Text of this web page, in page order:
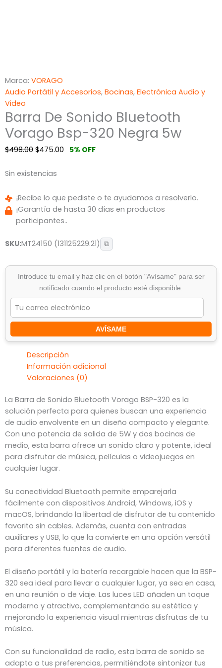
Marca: VORAGO
Audio Portátil y Accesorios, Bocinas, Electrónica Audio y
Video
Barra De Sonido Bluetooth
Vorago Bsp-320 Negra 5w
$498.00 $475.00 5% OFF
Sin existencias
¡Recibe lo que pediste o te ayudamos a resolverlo.
¡Garantía de hasta 30 días en productos
participantes..
SKU:MT24150 (131125229.21) ⧉
Introduce tu email y haz clic en el botón "Avísame" para ser
notificado cuando el producto esté disponible.
AVÍSAME
Descripción
Información adicional
Valoraciones (0)
La Barra de Sonido Bluetooth Vorago BSP-320 es la
solución perfecta para quienes buscan una experiencia
de audio envolvente en un diseño compacto y elegante.
Con una potencia de salida de 5W y dos bocinas de
medio, esta barra ofrece un sonido claro y potente, ideal
para disfrutar de música, películas o videojuegos en
cualquier lugar.
Su conectividad Bluetooth permite emparejarla
fácilmente con dispositivos Android, Windows, iOS y
macOS, brindando la libertad de disfrutar de tu contenido
favorito sin cables. Además, cuenta con entradas
auxiliares y USB, lo que la convierte en una opción versátil
para diferentes fuentes de audio.
El diseño portátil y la batería recargable hacen que la BSP-
320 sea ideal para llevar a cualquier lugar, ya sea en casa,
en una reunión o de viaje. Las luces LED añaden un toque
moderno y atractivo, complementando su estética y
mejorando la experiencia visual mientras disfrutas de tu
música.
Con su funcionalidad de radio, esta barra de sonido se
adapta a tus preferencias, permitiéndote sintonizar tus